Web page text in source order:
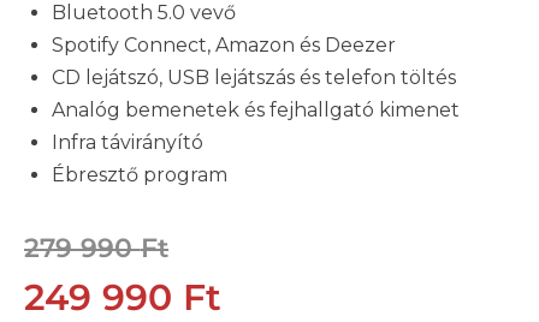
Bluetooth 5.0 vevő
Spotify Connect, Amazon és Deezer
CD lejátszó, USB lejátszás és telefon töltés
Analóg bemenetek és fejhallgató kimenet
Infra távirányító
Ébresztő program
279 990Ft
249 990 Ft